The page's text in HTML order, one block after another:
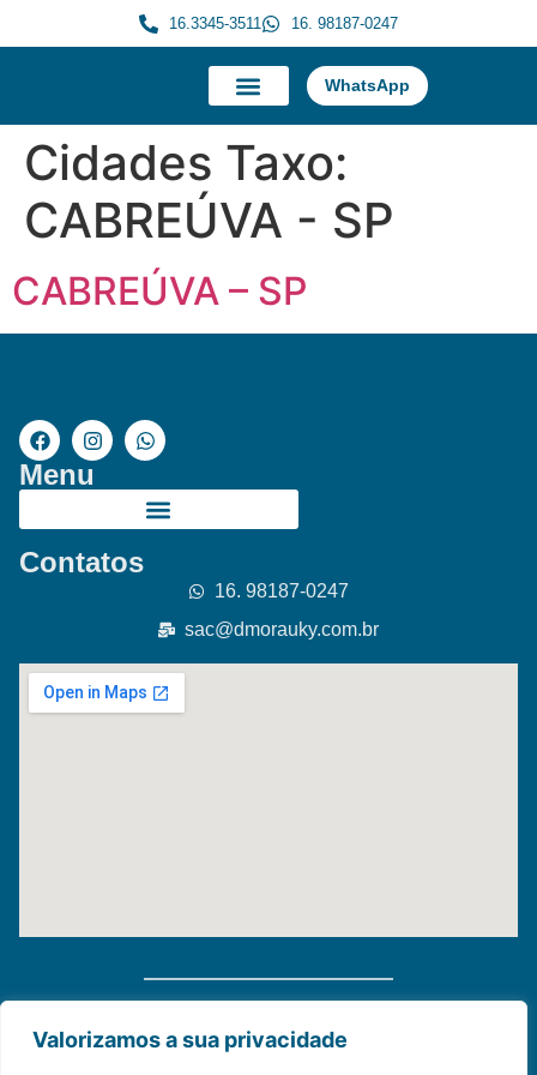
Valorizamos a sua privacidade
16.3345-3511 16. 98187-0247
WhatsApp
Cidades Taxo:
CABREÚVA - SP
CABREÚVA – SP
Menu
Contatos
16. 98187-0247
sac@dmorauky.com.br
Distribuidora Morauky 2025. Todos Os Direitos